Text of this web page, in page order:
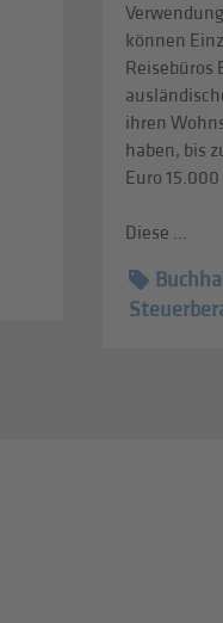
können
Reisebüros
ihren
haben, bis
Euro
Diese ...